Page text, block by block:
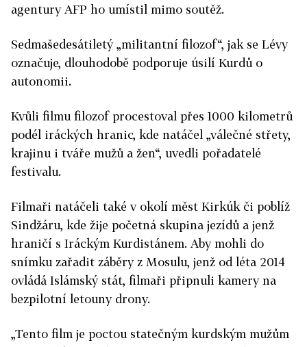
agentury AFP ho umístil mimo soutěž.
Sedmašedesátiletý „militantní filozof“, jak se Lévy
označuje, dlouhodobě podporuje úsilí Kurdů o
autonomii.
Kvůli filmu filozof procestoval přes 1000 kilometrů
podél iráckých hranic, kde natáčel „válečné střety,
krajinu i tváře mužů a žen“, uvedli pořadatelé
festivalu.
Filmaři natáčeli také v okolí měst Kirkúk či poblíž
Sindžáru, kde žije početná skupina jezídů a jenž
hraničí s Iráckým Kurdistánem. Aby mohli do
snímku zařadit záběry z Mosulu, jenž od léta 2014
ovládá Islámský stát, filmaři připnuli kamery na
bezpilotní letouny drony.
„Tento film je poctou statečným kurdským mužům